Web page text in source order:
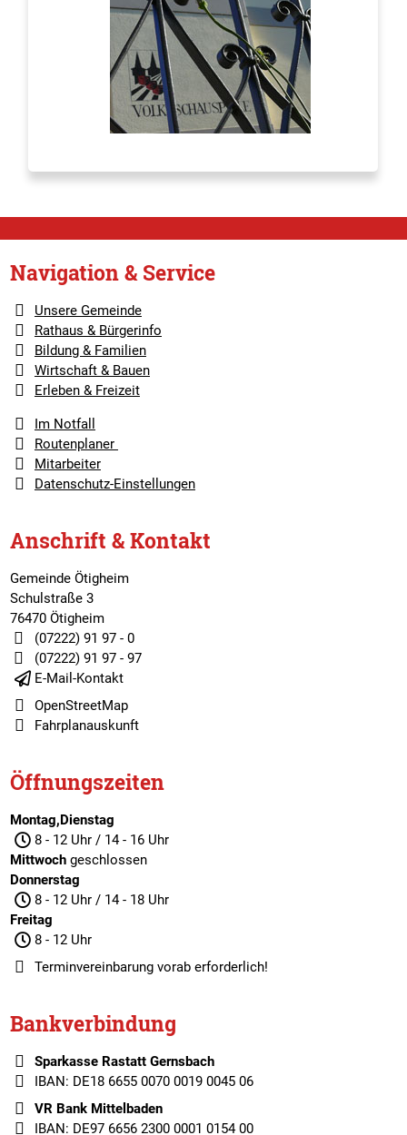
Navigation & Service
Unsere Gemeinde
Rathaus & Bürgerinfo
Bildung & Familien
Wirtschaft & Bauen
Erleben & Freizeit
Im Notfall
Routenplaner
Mitarbeiter
Datenschutz-Einstellungen
Anschrift & Kontakt
Gemeinde Ötigheim
Schulstraße 3
76470 Ötigheim
(07222) 91 97 - 0
(07222) 91 97 - 97
E-Mail-Kontakt
OpenStreetMap
Fahrplanauskunft
Öffnungszeiten
Montag,Dienstag
8 - 12 Uhr / 14 - 16 Uhr
Mittwochgeschlossen
Donnerstag
8 - 12 Uhr / 14 - 18 Uhr
Freitag
8 - 12 Uhr
Terminvereinbarungvorab erforderlich!
Bankverbindung
Sparkasse Rastatt Gernsbach
IBAN: DE18 6655 0070 0019 0045 06
VR Bank Mittelbaden
IBAN: DE97 6656 2300 0001 0154 00